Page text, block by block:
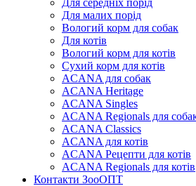
Для середніх порід
Для малих порід
Вологий корм для собак
Для котів
Вологий корм для котів
Сухий корм для котів
ACANA для собак
ACANA Heritage
ACANA Singles
ACANA Regionals для
ACANA Classics
ACANA для котів
ACANA Рецепти для котів
ACANA Regionals для котів
Контакти ЗооОПТ